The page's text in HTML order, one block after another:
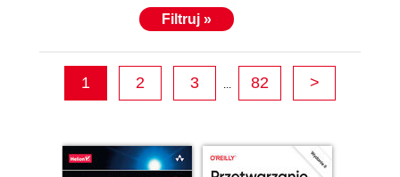
Filtruj »
1 2 3 ... 82 >